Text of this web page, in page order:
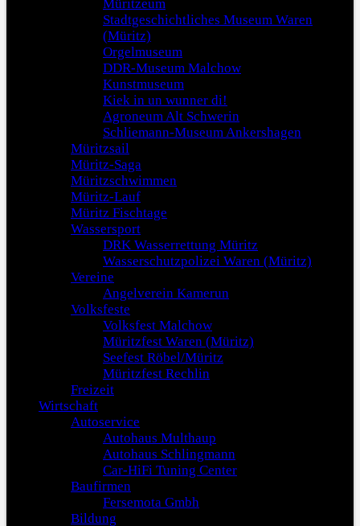
Müritzeum
Stadtgeschichtliches Museum Waren
(Müritz)
Orgelmuseum
DDR-Museum Malchow
Kunstmuseum
Kiek in un wunner di!
Agroneum Alt Schwerin
Schliemann-Museum Ankershagen
Müritzsail
Müritz-Saga
Müritzschwimmen
Müritz-Lauf
Müritz Fischtage
Wassersport
DRK Wasserrettung Müritz
Wasserschutzpolizei Waren (Müritz)
Vereine
Angelverein Kamerun
Volksfeste
Volksfest Malchow
Müritzfest Waren (Müritz)
Seefest Röbel/Müritz
Müritzfest Rechlin
Freizeit
Wirtschaft
Autoservice
Autohaus Multhaup
Autohaus Schlingmann
Car-HiFi Tuning Center
Baufirmen
Fersemota Gmbh
Bildung